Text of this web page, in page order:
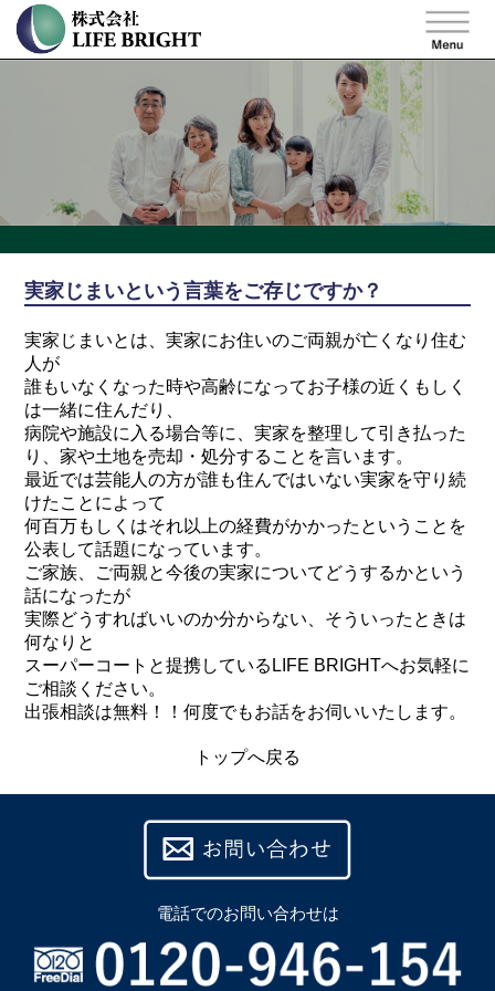
実家じまいという言葉をご存じですか？
実家じまいとは、実家にお住いのご両親が亡くなり住む
人が
誰もいなくなった時や高齢になってお子様の近くもしく
は一緒に住んだり、
病院や施設に入る場合等に、実家を整理して引き払った
り、家や土地を売却・処分することを言います。
最近では芸能人の方が誰も住んではいない実家を守り続
けたことによって
何百万もしくはそれ以上の経費がかかったということを
公表して話題になっています。
ご家族、ご両親と今後の実家についてどうするかという
話になったが
実際どうすればいいのか分からない、そういったときは
何なりと
スーパーコートと提携しているLIFE BRIGHTへお気軽に
ご相談ください。
出張相談は無料！！何度でもお話をお伺いいたします。
トップへ戻る
電話でのお問い合わせは